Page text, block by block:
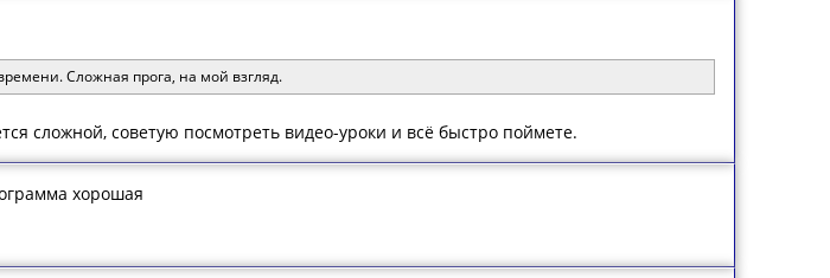
Сложная прога, на мой взгляд.
сложной, советую посмотреть видео-уроки и всё быстро поймете.
хорошая